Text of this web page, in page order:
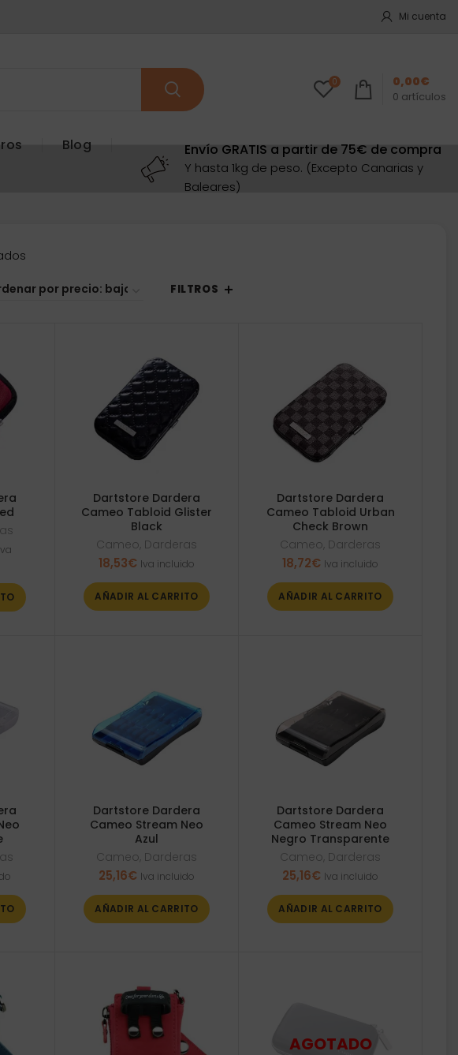
Mi cuenta
0
0 artículos
0,00€
Blog Envío GRATIS a partir de 75€ de compra
Y hasta 1kg de peso. (Excepto Canarias y
Baleares)
precio:
FILTROS
Dartstore Dardera
Cameo Tabloid Glister
Black
Cameo, Darderas
18,53€ Iva incluido
AÑADIR AL CARRITO
Dartstore Dardera
Cameo Tabloid Urban
Check Brown
Cameo, Darderas
18,72€ Iva incluido
AÑADIR AL CARRITO
Dartstore Dardera
Cameo Stream Neo
Azul
Cameo, Darderas
25,16€ Iva incluido
AÑADIR AL CARRITO
Dartstore Dardera
Cameo Stream Neo
Negro Transparente
Cameo, Darderas
25,16€ Iva incluido
AÑADIR AL CARRITO